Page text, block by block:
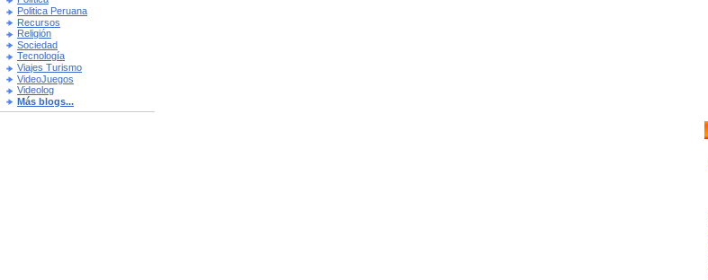
Politica Peruana
Recursos
Religión
Sociedad
Tecnología
Viajes Turismo
VideoJuegos
Videolog
Más blogs...